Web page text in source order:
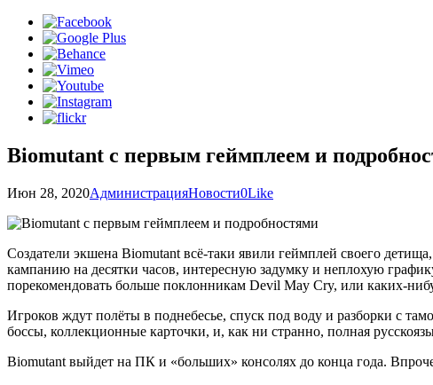
Biomutant с первым геймплеем и
Июн 28, 2020АдминистрацияНовости0Like
Создатели экшена Biomutant всё-таки явили геймплей своего
кампанию на десятки часов, интересную задумку и неплохую
порекомендовать больше поклонникам Devil May Cry, или каких-
Игроков ждут полёты в поднебесье, спуск под воду и разборки с
боссы, коллекционные карточки, и, как ни странно, полная
Biomutant выйдет на ПК и «больших» консолях до конца года.